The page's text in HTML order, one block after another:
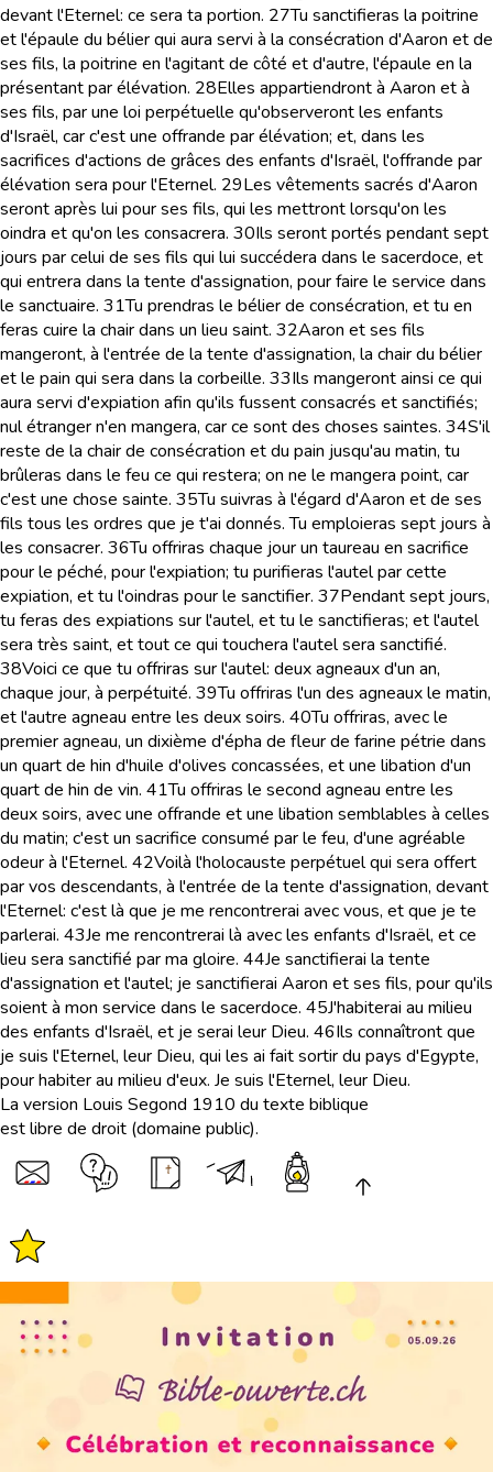
devant l'Eternel: ce sera ta portion. 27Tu sanctifieras la poitrine
et l'épaule du bélier qui aura servi à la consécration d'Aaron et de
ses fils, la poitrine en l'agitant de côté et d'autre, l'épaule en la
présentant par élévation. 28Elles appartiendront à Aaron et à
ses fils, par une loi perpétuelle qu'observeront les enfants
d'Israël, car c'est une offrande par élévation; et, dans les
sacrifices d'actions de grâces des enfants d'Israël, l'offrande par
élévation sera pour l'Eternel. 29Les vêtements sacrés d'Aaron
seront après lui pour ses fils, qui les mettront lorsqu'on les
oindra et qu'on les consacrera. 30Ils seront portés pendant sept
jours par celui de ses fils qui lui succédera dans le sacerdoce, et
qui entrera dans la tente d'assignation, pour faire le service dans
le sanctuaire. 31Tu prendras le bélier de consécration, et tu en
feras cuire la chair dans un lieu saint. 32Aaron et ses fils
mangeront, à l'entrée de la tente d'assignation, la chair du bélier
et le pain qui sera dans la corbeille. 33Ils mangeront ainsi ce qui
aura servi d'expiation afin qu'ils fussent consacrés et sanctifiés;
nul étranger n'en mangera, car ce sont des choses saintes. 34S'il
reste de la chair de consécration et du pain jusqu'au matin, tu
brûleras dans le feu ce qui restera; on ne le mangera point, car
c'est une chose sainte. 35Tu suivras à l'égard d'Aaron et de ses
fils tous les ordres que je t'ai donnés. Tu emploieras sept jours à
les consacrer. 36Tu offriras chaque jour un taureau en sacrifice
pour le péché, pour l'expiation; tu purifieras l'autel par cette
expiation, et tu l'oindras pour le sanctifier. 37Pendant sept jours,
tu feras des expiations sur l'autel, et tu le sanctifieras; et l'autel
sera très saint, et tout ce qui touchera l'autel sera sanctifié.
38Voici ce que tu offriras sur l'autel: deux agneaux d'un an,
chaque jour, à perpétuité. 39Tu offriras l'un des agneaux le matin,
et l'autre agneau entre les deux soirs. 40Tu offriras, avec le
premier agneau, un dixième d'épha de fleur de farine pétrie dans
un quart de hin d'huile d'olives concassées, et une libation d'un
quart de hin de vin. 41Tu offriras le second agneau entre les
deux soirs, avec une offrande et une libation semblables à celles
du matin; c'est un sacrifice consumé par le feu, d'une agréable
odeur à l'Eternel. 42Voilà l'holocauste perpétuel qui sera offert
par vos descendants, à l'entrée de la tente d'assignation, devant
l'Eternel: c'est là que je me rencontrerai avec vous, et que je te
parlerai. 43Je me rencontrerai là avec les enfants d'Israël, et ce
lieu sera sanctifié par ma gloire. 44Je sanctifierai la tente
d'assignation et l'autel; je sanctifierai Aaron et ses fils, pour qu'ils
soient à mon service dans le sacerdoce. 45J'habiterai au milieu
des enfants d'Israël, et je serai leur Dieu. 46Ils connaîtront que
je suis l'Eternel, leur Dieu, qui les ai fait sortir du pays d'Egypte,
pour habiter au milieu d'eux. Je suis l'Eternel, leur Dieu.
La version Louis Segond 1910 du texte biblique
est libre de droit (domaine public).